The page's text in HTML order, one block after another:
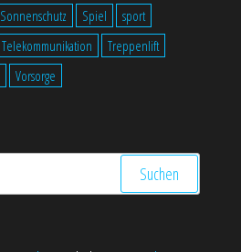
Sonnenschutz Spiel
sport
Telekommunikation
Treppenlift
Vorsorge